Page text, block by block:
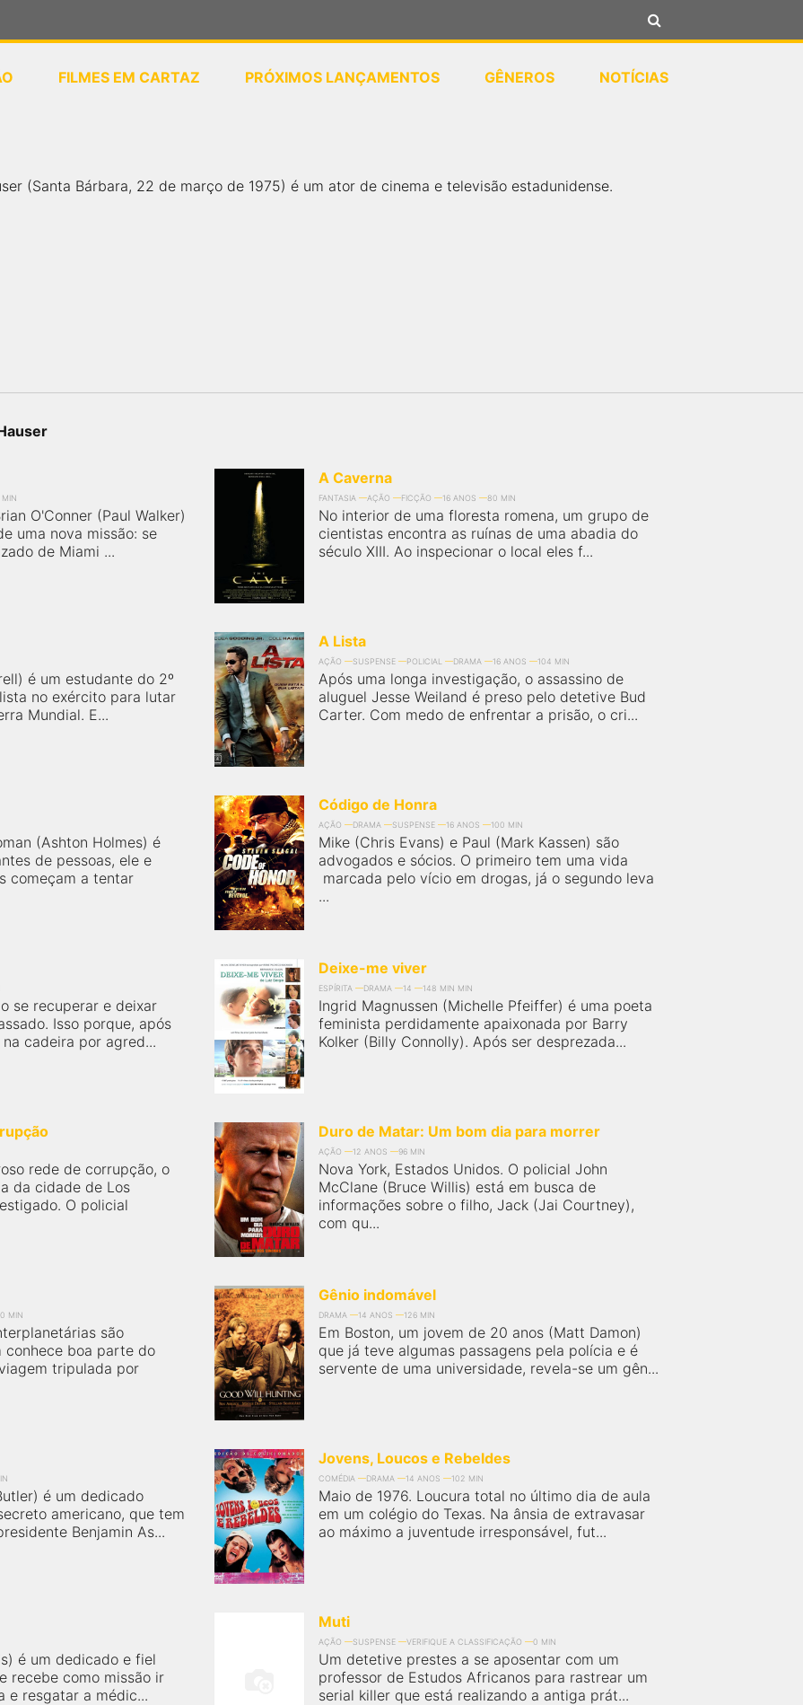
FILMES EM CARTAZ PRÓXIMOS LANÇAMENTOS GÊNEROS NOTÍCIAS
(Santa Bárbara, 22 de março de 1975) é um ator de cinema e televisão estadunidense.
MIN
O'Conner (Paul Walker)
uma nova missão: se
de Miami ...
A Caverna
FANTASIA AÇÃO FICÇÃO 16 ANOS 80 MIN
No interior de uma floresta romena, um grupo de
cientistas encontra as ruínas de uma abadia do
século XIII. Ao inspecionar o local eles f...
é um estudante do 2º
no exército para lutar
Mundial. E...
A Lista
AÇÃO SUSPENSE POLICIAL DRAMA 16 ANOS 104 MIN
Após uma longa investigação, o assassino de
aluguel Jesse Weiland é preso pelo detetive Bud
Carter. Com medo de enfrentar a prisão, o cri...
(Ashton Holmes) é
de pessoas, ele e
começam a tentar
Código de Honra
AÇÃO DRAMA SUSPENSE 16 ANOS 100 MIN
Mike (Chris Evans) e Paul (Mark Kassen) são
advogados e sócios. O primeiro tem uma vida
marcada pelo vício em drogas, já o segundo leva
...
se recuperar e deixar
Isso porque, após
cadeira por agred...
Deixe-me viver
ESPÍRITA DRAMA 14 148 MIN MIN
Ingrid Magnussen (Michelle Pfeiffer) é uma poeta
feminista perdidamente apaixonada por Barry
Kolker (Billy Connolly). Após ser desprezada...
rede de corrupção, o
da cidade de Los
O policial
Duro de Matar: Um bom dia para morrer
AÇÃO 12 ANOS 96 MIN
Nova York, Estados Unidos. O policial John
McClane (Bruce Willis) está em busca de
informações sobre o filho, Jack (Jai Courtney),
com qu...
MIN
são
conhece boa parte do
tripulada por
Gênio indomável
DRAMA 14 ANOS 126 MIN
Em Boston, um jovem de 20 anos (Matt Damon)
que já teve algumas passagens pela polícia e é
servente de uma universidade, revela-se um gên...
é um dedicado
americano, que tem
Benjamin As...
Jovens, Loucos e Rebeldes
COMÉDIA DRAMA 14 ANOS 102 MIN
Maio de 1976. Loucura total no último dia de aula
em um colégio do Texas. Na ânsia de extravasar
ao máximo a juventude irresponsável, fut...
é um dedicado e fiel
recebe como missão ir
e resgatar a médic...
Muti
AÇÃO SUSPENSE VERIFIQUE A CLASSIFICAÇÃO 0 MIN
Um detetive prestes a se aposentar com um
professor de Estudos Africanos para rastrear um
serial killer que está realizando a antiga prát...